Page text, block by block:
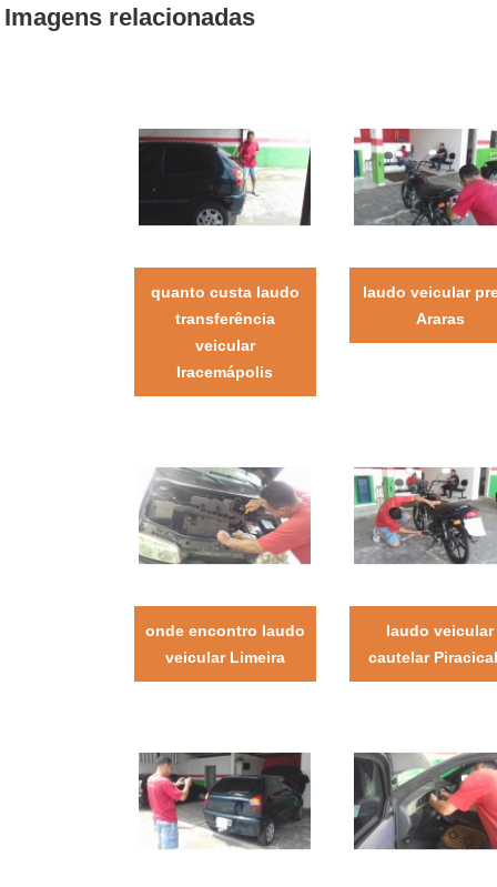
Imagens relacionadas
quanto custa laudo
transferência
veicular
Iracemápolis
laudo veicular
Araras
onde encontro laudo
veicular Limeira
laudo veicular
cautelar